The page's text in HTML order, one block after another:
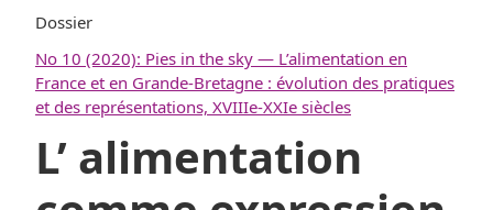
Dossier
No 10 (2020): Pies in the sky — L’alimentation en
France et en Grande-Bretagne : évolution des pratiques
et des représentations, XVIIIe-XXIe siècles
L’ alimentation